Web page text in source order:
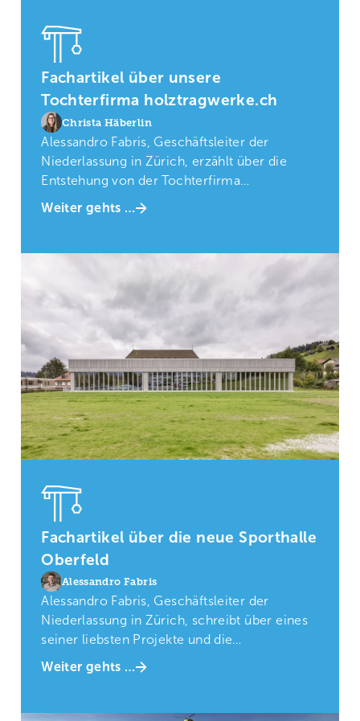
Fachartikel über unsere
Tochterfirma holztragwerke.ch
Christa Häberlin
Alessandro Fabris, Geschäftsleiter der
Niederlassung in Zürich, erzählt über die
Entstehung von der Tochterfirma
holztragwerke.ch
Weiter gehts …
Fachartikel über die neue Sporthalle
Oberfeld
Alessandro Fabris
Alessandro Fabris, Geschäftsleiter der
Niederlassung in Zürich, schreibt über eines
seiner liebsten Projekte und die
Herausforderungen.
Weiter gehts …